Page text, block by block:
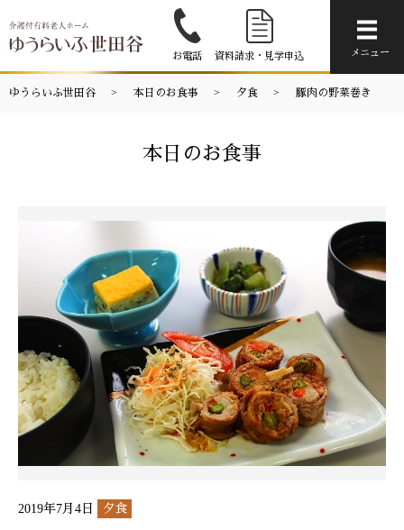
お電話 資料請求・見学申込 メニュー
ゆうらいふ世田谷 本日のお食事 夕食 豚肉の野菜巻き
本日のお食事
2019年7月4日 夕食